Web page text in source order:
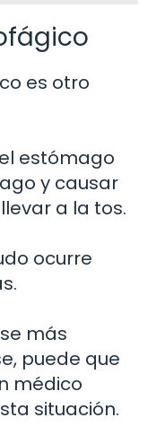
es otro
estómago
y causar
a la tos.
ocurre
más
puede que
médico
situación.